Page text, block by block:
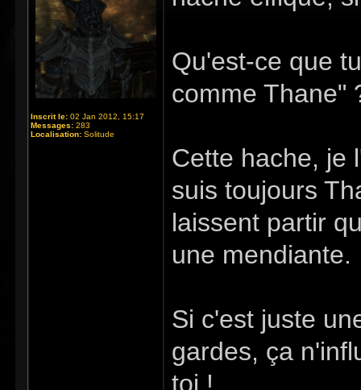
Inscrit le: 02 Jan 2012, 15:17
Messages: 283
Localisation: Solitude
Qu'est-ce que
comme Thane"
Cette hache, je
suis toujours
laissent partir
une mendiante.
Si c'est juste
gardes, ça
toi !